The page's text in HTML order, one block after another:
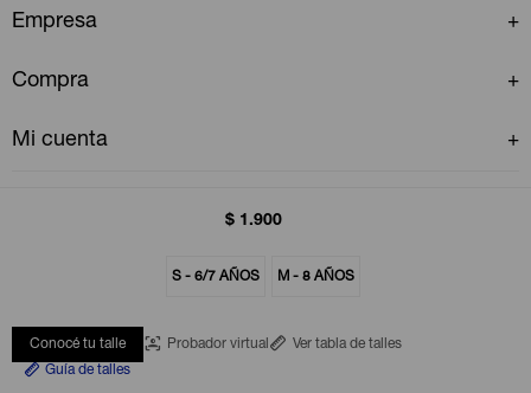
$ 1.900
S - 6/7 AÑOS M - 8 AÑOS
Conocé tu talle Probador virtual
Ver tabla de talles
Guía de talles
Empresa
Compra
Mi cuenta